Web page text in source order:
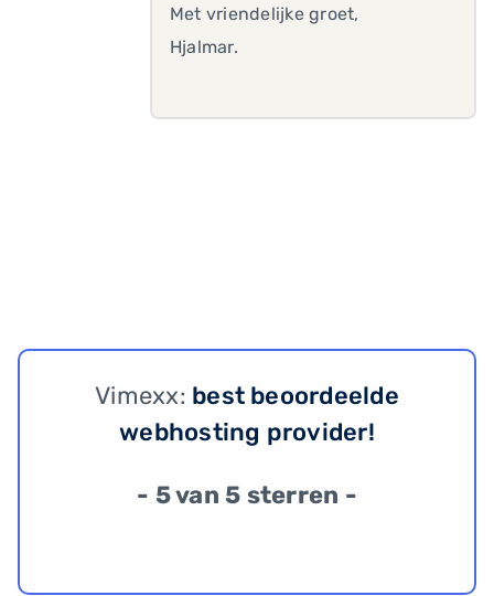
Met vriendelijke groet,
Hjalmar.
Vimexx: best beoordeelde
webhosting provider!
- 5 van 5 sterren -